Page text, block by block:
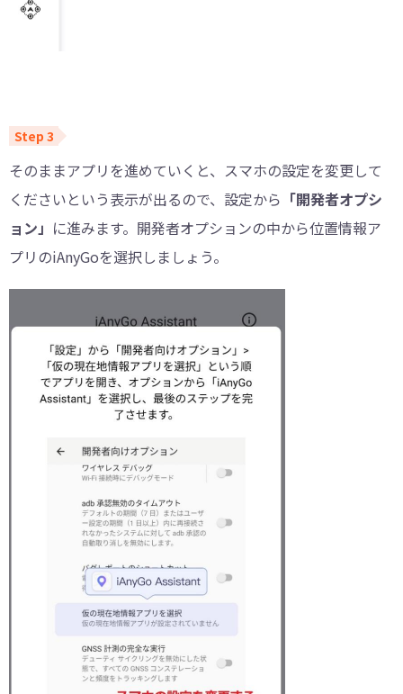
そのままアプリを進めていくと、スマホの設定を変更して
くださいという表示が出るので、設定から 「開発者オプシ
ョン」 に進みます。開発者オプションの中から位置情報ア
プリのiAnyGoを選択しましょう。